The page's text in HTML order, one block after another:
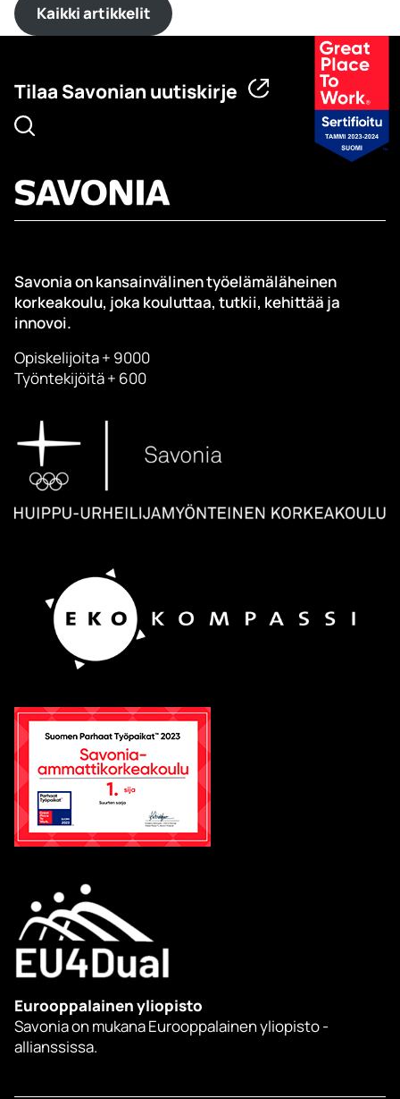
Kaikki artikkelit
Tilaa Savonian uutiskirje
Savonia on kansainvälinen työelämäläheinen
korkeakoulu, joka kouluttaa, tutkii, kehittää ja
innovoi.
Opiskelijoita + 9000
Työntekijöitä + 600
Eurooppalainen yliopisto
Savonia on mukana Eurooppalainen yliopisto -
allianssissa.